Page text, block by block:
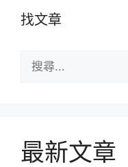
找文章
尋:
最新文章